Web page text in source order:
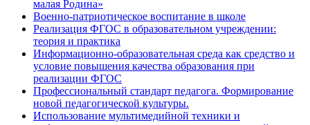
малая Родина»
Военно-патриотическое воспитание в школе
Реализация ФГОС в образовательном учреждении:
теория и практика
Информационно-образовательная среда как средство и
условие повышения качества образования при
реализации ФГОС
Профессиональный стандарт педагога. Формирование
новой педагогической культуры.
Использование мультимедийной техники и